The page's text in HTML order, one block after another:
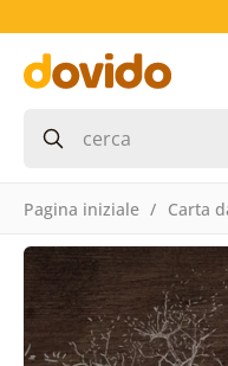
Pagina iniziale Carta